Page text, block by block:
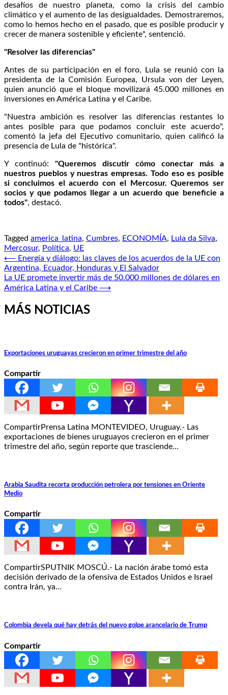
desafíos de nuestro planeta, como la crisis del cambio
climático y el aumento de las desigualdades. Demostraremos,
como lo hemos hecho en el pasado, que es posible producir y
crecer de manera sostenible y eficiente", sentenció.
"Resolver las diferencias"
Antes de su participación en el foro, Lula se reunió con la
presidenta de la Comisión Europea, Ursula von der Leyen,
quien anunció que el bloque movilizará 45.000 millones en
inversiones en América Latina y el Caribe.
"Nuestra ambición es resolver las diferencias restantes lo
antes posible para que podamos concluir este acuerdo",
comentó la jefa del Ejecutivo comunitario, quien calificó la
presencia de Lula de "histórica".
Y continuó: "Queremos discutir cómo conectar más a
nuestros pueblos y nuestras empresas. Todo eso es posible
si concluimos el acuerdo con el Mercosur. Queremos ser
socios y que podamos llegar a un acuerdo que beneficie a
todos", destacó.
Tagged america_latina, Cumbres, ECONOMÍA, Lula da Silva,
Mercosur, Política, UE
Navegación
de
entradas
⟵ Energía y diálogo: las claves de los acuerdos de la UE con
Argentina, Ecuador, Honduras y El Salvador
La UE promete invertir más de 50.000 millones de dólares en
América Latina y el Caribe ⟶
MÁS NOTICIAS
Exportaciones uruguayas crecieron en primer trimestre del año
Compartir
CompartirPrensa Latina MONTEVIDEO, Uruguay.- Las
exportaciones de bienes uruguayos crecieron en el primer
trimestre del año, según reporte que trasciende…
Arabia Saudita recorta producción petrolera por tensiones en Oriente
Medio
Compartir
CompartirSPUTNIK MOSCÚ.- La nación árabe tomó esta
decisión derivado de la ofensiva de Estados Unidos e Israel
contra Irán, ya…
Colombia devela qué hay detrás del nuevo golpe arancelario de Trump
Compartir